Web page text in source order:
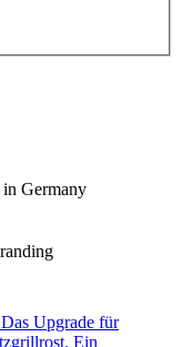
Germany
Upgrade für
Ein